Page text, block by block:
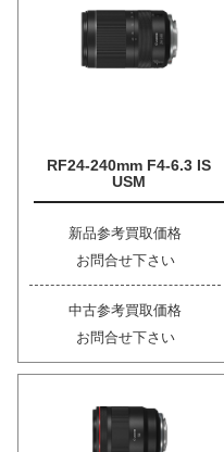
RF24-240mm F4-6.3 IS
USM
新品参考買取価格
お問合せ下さい
中古参考買取価格
お問合せ下さい